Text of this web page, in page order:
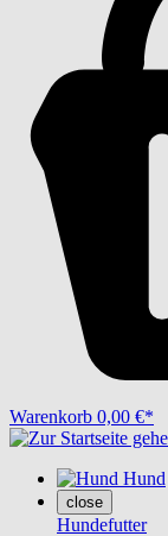
Warenkorb 0,00 €*
Hund
close
Hundefutter